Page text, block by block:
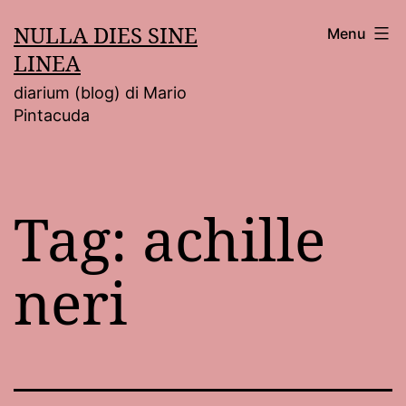
al
contenuto
NULLA DIES SINE
LINEA
diarium (blog) di Mario
Pintacuda
Menu
Tag: achille
neri